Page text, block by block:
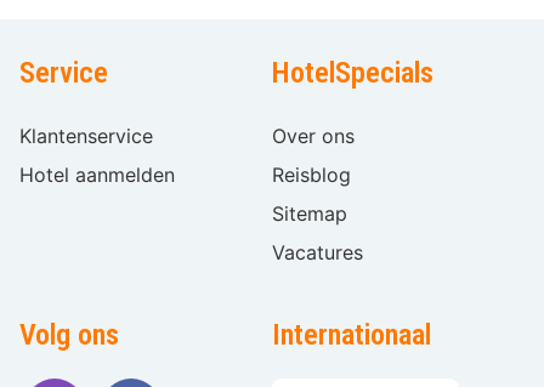
Service
Klantenservice
Hotel aanmelden
HotelSpecials
Over ons
Reisblog
Sitemap
Vacatures
Volg ons Internationaal